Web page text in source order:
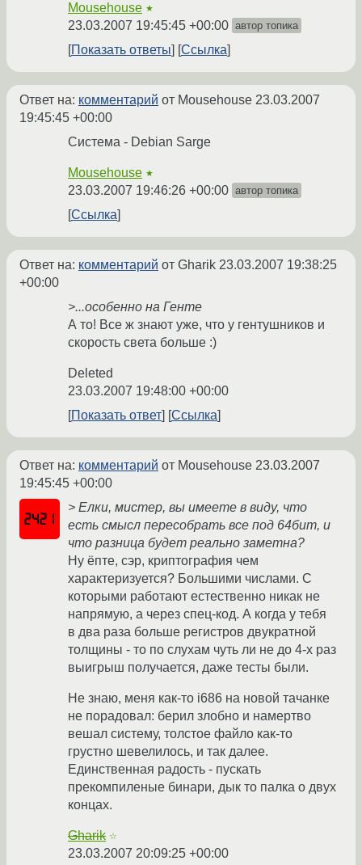
Mousehouse ★
23.03.2007 19:45:45 +00:00 автор топика
Показать ответы Ссылка
Ответ на: комментарий от Mousehouse 23.03.2007
19:45:45 +00:00
Система - Debian Sarge
Mousehouse ★
23.03.2007 19:46:26 +00:00 автор топика
Ссылка
Ответ на: комментарий от Gharik 23.03.2007 19:38:25
+00:00
>...особенно на Генте
А то! Все ж знают уже, что у гентушников и
скорость света больше :)
Deleted
23.03.2007 19:48:00 +00:00
Показать ответ
Ссылка
Ответ на: комментарий от Mousehouse 23.03.2007
19:45:45 +00:00
> Елки, мистер, вы имеете в виду, что
есть смысл пересобрать все под 64бит, и
что разница будет реально заметна?
Ну ёпте, сэр, криптография чем
характеризуется? Большими числами. С
которыми работают естественно никак не
напрямую, а через спец-код. А когда у тебя
в два раза больше регистров двукратной
толщины - то по слухам чуть ли не до 4-х раз
выигрыш получается, даже тесты были.
Не знаю, меня как-то i686 на новой тачанке
не порадовал: берил злобно и намертво
вешал систему, толстое файло как-то
грустно шевелилось, и так далее.
Единственная радость - пускать
прекомпиленые бинари, дык то палка о двух
концах.
Gharik ☆
23.03.2007 20:09:25 +00:00